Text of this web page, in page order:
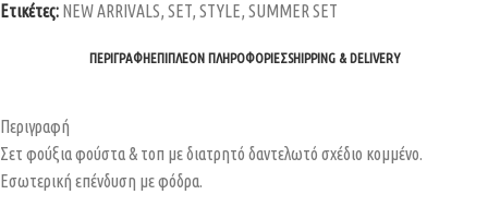
Ετικέτες: NEW ARRIVALS, SET, STYLE, SUMMER SET
ΠΕΡΙΓΡΑΦΉΕΠΙΠΛΈΟΝ ΠΛΗΡΟΦΟΡΊΕΣSHIPPING & DELIVERY
Περιγραφή
Σετ φούξια φούστα & τοπ με διατρητό δαντελωτό σχέδιο κομμένο.
Εσωτερική επένδυση με φόδρα.